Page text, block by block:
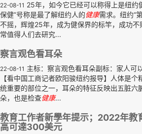
22-08-11 25年，如今它已经可以称得上是纽约
保健”号称是最了解纽约人的健康需求。纽约“
不摇，辉煌25年，成为健保界的标竿，成功
常值得人们去研究...
察言观色看耳朵
22-08-11 主标：察言观色看耳朵副标：家人可
【看中国工商记者欧阳骏纽约报导】人体是
统重要的部位之一，耳朵的特征反映出五脏六
朵，也是检查健康...
教育工作者新學年提示；2022年教
高可達300美元